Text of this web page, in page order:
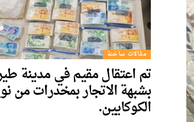
مقالات ساخنة
تم اعتقال مقيم في مدينة
بشبهة الاتجار بمخدرات من
الكوكايين.